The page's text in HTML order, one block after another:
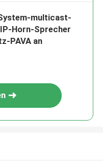
multicast-
Horn-Sprecher
PAVA an